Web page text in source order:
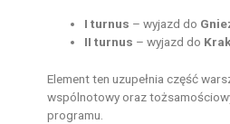
I turnus – wyjazd do
II turnus – wyjazd do
Element ten uzupełnia część
wspólnotowy oraz
programu.